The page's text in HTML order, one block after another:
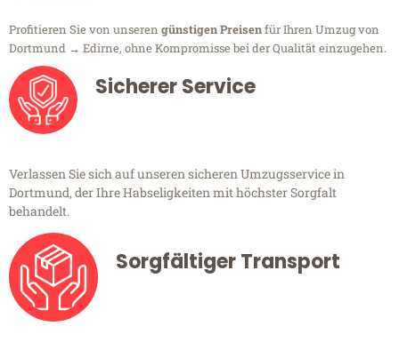
Profitieren Sie von unseren günstigen Preisenfür Ihren Umzug von
Dortmund → Edirne, ohne Kompromisse bei der Qualität einzugehen.
Sicherer Service
Verlassen Sie sich auf unseren sicheren Umzugsservice in
Dortmund, der Ihre Habseligkeiten mit höchster Sorgfalt
behandelt.
Sorgfältiger Transport